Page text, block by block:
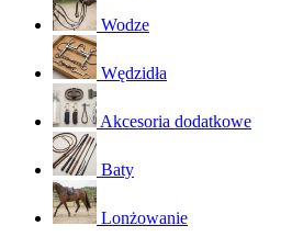
Wodze
Wędzidła
Akcesoria dodatkowe
Baty
Lonżowanie